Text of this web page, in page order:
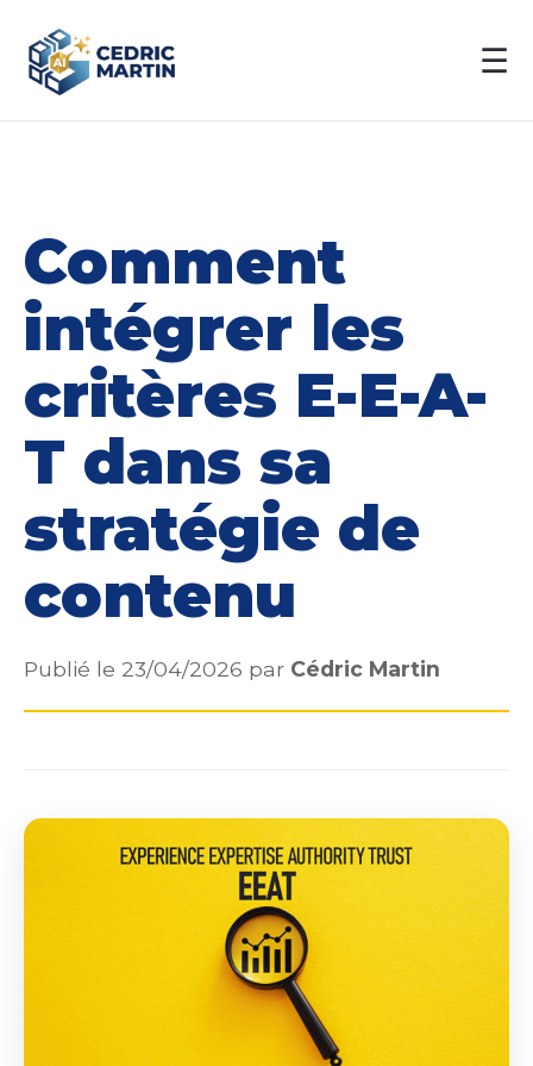
☰
Comment
intégrer les
critères E-E-A-
T dans sa
stratégie de
contenu
Publié le 23/04/2026 par Cédric Martin